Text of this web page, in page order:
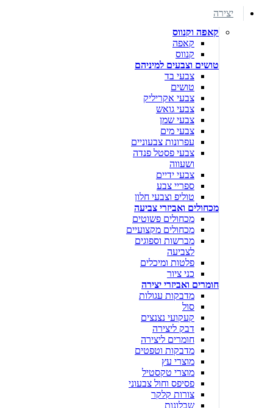
יצירה
קאפה וקנווס
קאפה
קנווס
טושים וצבעים למיניהם
צבעי בד
טושים
צבעי אקריליק
צבעי גואש
צבעי שמן
צבעי מים
עפרונות צבעוניים
צבעי פסטל פנדה
ושעווה
צבעי ידיים
ספריי צבע
טוליפ וצבעי חלון
מכחולים ואביזרי צביעה
מכחולים פשוטים
מכחולים מקצועיים
מברשות וספוגים
לצביעה
פלטות ומיכלים
כני ציור
חומרים ואביזרי יצירה
מדבקות עגולות
סול
קעקועי נצנצים
דבק ליצירה
חומרים ליצירה
מדבקות וטפטים
מוצרי עץ
מוצרי טקסטיל
פסיפס וחול צבעוני
צורות קלקר
שבלונות